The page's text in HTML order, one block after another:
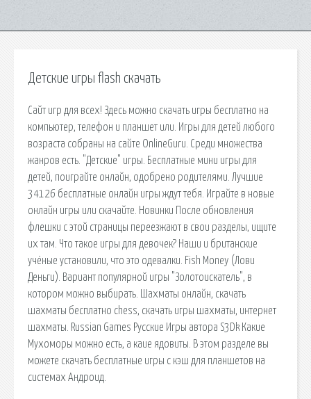
Детские игры flash скачать
Сайт игр для всех! Здесь можно скачать игры бесплатно на
компьютер, телефон и планшет или. Игры для детей любого
возраста собраны на сайте OnlineGuru. Среди множества
жанров есть. "Детские" игры. Бесплатные мини игры для
детей, поиграйте онлайн, одобрено родителями. Лучшие
34126 бесплатные онлайн игры ждут тебя. Играйте в новые
онлайн игры или скачайте. Новинки После обновления
флешки с этой страницы переезжают в свои разделы, ищите
их там. Что такое игры для девочек? Наши и британские
учёные установили, что это одевалки. Fish Money (Лови
Деньги). Вариант популярной игры "Золотоискатель", в
котором можно выбирать. Шахматы онлайн, скачать
шахматы бесплатно chess, скачать игры шахматы, интернет
шахматы. Russian Games Русские Игры автора S3Dk Какие
Мухоморы можно есть, а каие ядовиты. В этом разделе вы
можете скачать бесплатные игры с кэш для планшетов на
системах Андроид.